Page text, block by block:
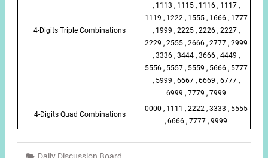
4-Digits Triple Combinations
, 1113 , 1115 , 1116 , 1117 ,
1119 , 1222 , 1555 , 1666 , 1777
, 1999 , 2225 , 2226 , 2227 ,
2229 , 2555 , 2666 , 2777 , 2999
, 3336 , 3444 , 3666 , 4449 ,
5556 , 5557 , 5559 , 5666 , 5777
, 5999 , 6667 , 6669 , 6777 ,
6999 , 7779 , 7999
4-Digits Quad Combinations
0000 , 1111 , 2222 , 3333 , 5555
, 6666 , 7777 , 9999